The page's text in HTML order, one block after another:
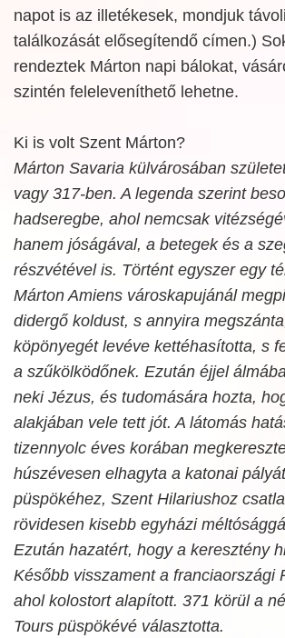
napot is az illetékesek, mondjuk
találkozását elősegítendő címen.)
rendeztek Márton napi bálokat,
szintén feleleveníthető lehetne.
Ki is volt Szent Márton?
Márton Savaria külvárosában
vagy 317-ben. A legenda szerint
hadseregbe, ahol nemcsak
hanem jóságával, a betegek és a
részvétével is. Történt egyszer egy
Márton Amiens városkapujánál
didergő koldust, s annyira
köpönyegét levéve kettéhasította, s
a szűkölködőnek. Ezután éjjel
neki Jézus, és tudomására hozta,
alakjában vele tett jót. A látomás
tizennyolc éves korában
húszévesen elhagyta a katonai
püspökéhez, Szent Hilariushoz
rövidesen kisebb egyházi
Ezután hazatért, hogy a keresztény
Később visszament a franciaországi
ahol kolostort alapított. 371 körül a
Tours püspökévé választotta.